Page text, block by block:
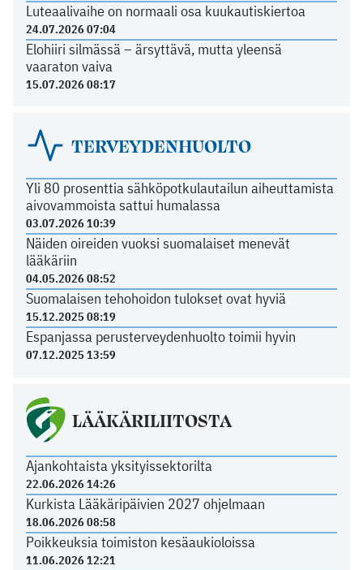
Luteaalivaihe on normaali osa kuukautiskiertoa
24.07.2026 07:04
Elohiiri silmässä – ärsyttävä, mutta yleensä
vaaraton vaiva
15.07.2026 08:17
TERVEYDENHUOLTO
Yli 80 prosenttia sähköpotkulautailun aiheuttamista
aivovammoista sattui humalassa
03.07.2026 10:39
Näiden oireiden vuoksi suomalaiset menevät
lääkäriin
04.05.2026 08:52
Suomalaisen tehohoidon tulokset ovat hyviä
15.12.2025 08:19
Espanjassa perusterveydenhuolto toimii hyvin
07.12.2025 13:59
LÄÄKÄRILIITOSTA
Ajankohtaista yksityissektorilta
22.06.2026 14:26
Kurkista Lääkäripäivien 2027 ohjelmaan
18.06.2026 08:58
Poikkeuksia toimiston kesäaukioloissa
11.06.2026 12:21